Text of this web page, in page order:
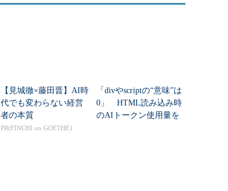
【見城徹×藤田晋】AI時
代でも変わらない経営
者の本質
PR(FINCHI on GOETHE)
「divやscriptの“意味”は
0」 HTML読み込み時
のAIトークン使用量を